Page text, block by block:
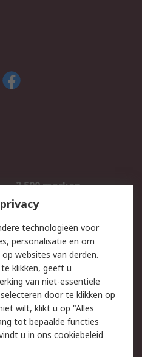
2.500 merken
Inkoopoplossingen
Email veiligheid
Websitevoorwaarden
technologieën voor
personalisatie en om
websites van derden.
klikken, geeft u
van niet-essentiële
door te klikken op
wilt, klikt u op "Alles
tot bepaalde functies
u in ons cookiebeleid